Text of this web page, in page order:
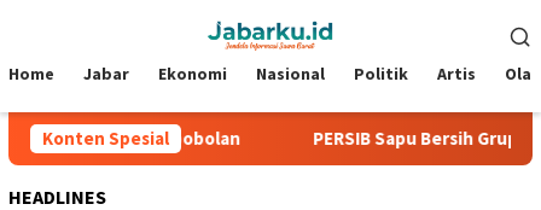
Mobile
Home Jabar Ekonomi Nasional Politik Artis
Konten Spesial
Laga Tanpa Kebobolan PERSIB Sapu Bersih Grup A
HEADLINES